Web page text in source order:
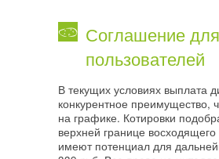
Соглашение
пользователей
В текущих условиях выплата
конкурентное преимущество,
на графике. Котировки
верхней границе
имеют потенциал для